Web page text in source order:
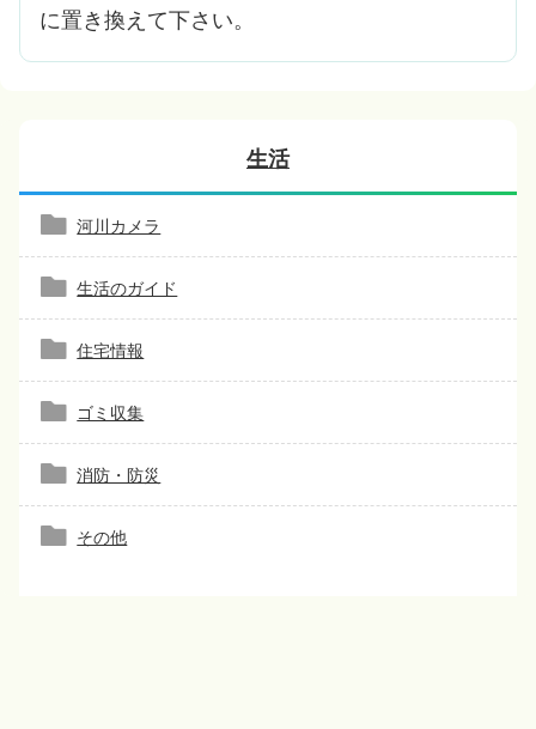
に置き換えて下さい。
生活
河川カメラ
生活のガイド
住宅情報
ゴミ収集
消防・防災
その他